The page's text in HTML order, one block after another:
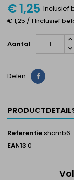
€ 1,25 Inclusief
€ 1,25 / 1 Inclusief
Aantal
Delen Delen
Referentie
EAN13 0